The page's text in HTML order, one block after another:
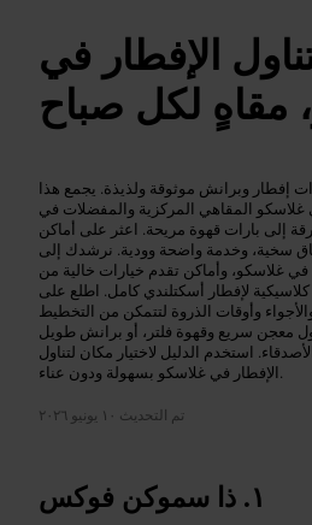
الإفطار في
مقاهٍ لكل صباح
إفطار وبرانش موثوقة ولذيذة. يجمع هذا
غلاسكو المقاهي المركزية والمفضلات في
إلى بارات قهوة مريحة. اعثر على أماكن
سخية، وخدمة واضحة وودية. نرشدك إلى
في غلاسكو، وأماكن تقدم خيارات خالية من
كلاسيكية لإفطار أسكتلندي كامل. اطلع على
وأوقات الذروة لتتمكن من التخطيط
معجن سريع وقهوة فلتر، أو برانش طويل
استخدم الدليل لاختيار مكان لتناول
الإفطار في غلاسكو بسهولة ودون عناء.
تم التحديث ١٠ يونيو ٢٠٢٦
ذا سموكن فوكس